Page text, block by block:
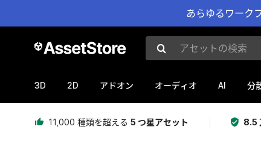
あらゆるワーク
アセットの検索
3D 2D アドオン オーディオ AI 分
11,000 種類を超える 5 つ星アセット 8.5